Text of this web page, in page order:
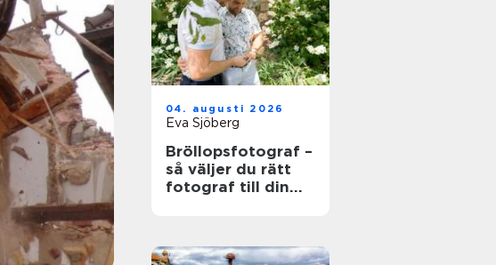
04. augusti 2026
Eva Sjöberg
Bröllopsfotograf –
så väljer du rätt
fotograf till din